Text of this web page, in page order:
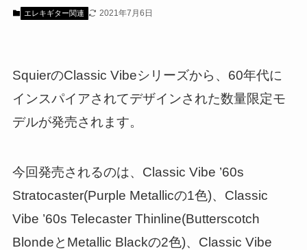
エレキギター関連 2021年7月6日
SquierのClassic Vibeシリーズから、60年代に
インスパイアされてデザインされた数量限定モ
デルが発売されます。
今回発売されるのは、Classic Vibe ’60s
Stratocaster(Purple Metallicの1色)、Classic
Vibe ’60s Telecaster Thinline(Butterscotch
BlondeとMetallic Blackの2色)、Classic Vibe